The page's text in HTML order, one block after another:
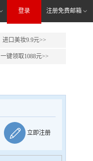
登录 注册免费邮箱
进口美妆9.9元>>
一键领取1088元>>
立即注册